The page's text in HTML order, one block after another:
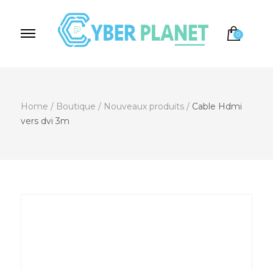
0
Home / Boutique / Nouveaux produits / Cable Hdmi
vers dvi 3m